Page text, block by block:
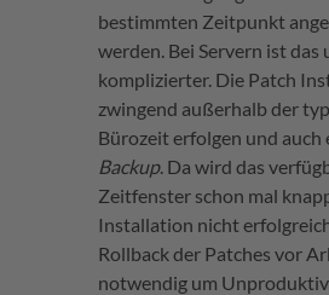
bestimmten Zeitpunkt
werden. Bei Servern ist das
komplizierter. Die Patch
zwingend außerhalb der
Bürozeit erfolgen und auch
Backup. Da wird das
Zeitfenster schon mal
Installation nicht
Rollback der Patches vor
notwendig um